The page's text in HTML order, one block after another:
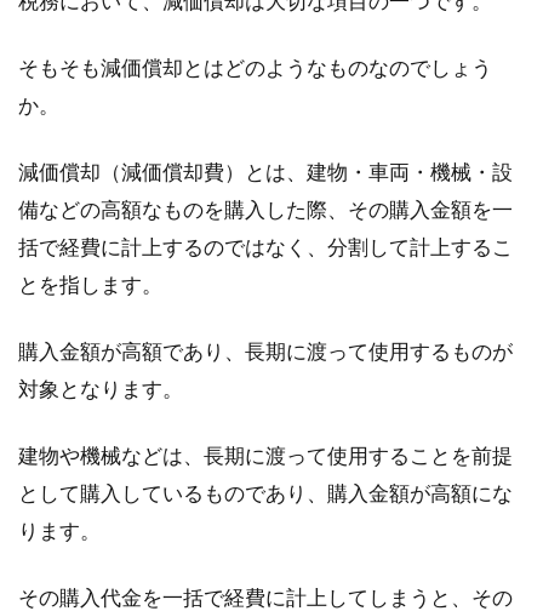
部屋の空気の入れ替えなどをするために、換気
そもそも減価償却とはどのようなものなのでしょう
か。
減価償却（減価償却費）とは、建物・車両・機械・設
備などの高額なものを購入した際、その購入金額を一
括で経費に計上するのではなく、分割して計上するこ
とを指します。
購入金額が高額であり、長期に渡って使用するものが
対象となります。
建物や機械などは、長期に渡って使用することを前提
として購入しているものであり、購入金額が高額にな
ります。
その購入代金を一括で経費に計上してしまうと、その